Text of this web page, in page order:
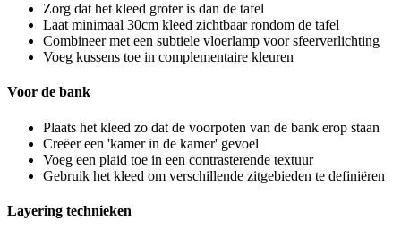
Zorg dat het kleed groter is dan de tafel
Laat minimaal 30cm kleed zichtbaar rondom de tafel
Combineer met een subtiele vloerlamp voor sfeerverlichting
Voeg kussens toe in complementaire kleuren
Voor de bank
Plaats het kleed zo dat de voorpoten van de bank erop staan
Creëer een 'kamer in de kamer' gevoel
Voeg een plaid toe in een contrasterende textuur
Gebruik het kleed om verschillende zitgebieden te definiëren
Layering technieken